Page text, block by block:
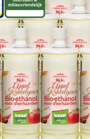
para aumentar